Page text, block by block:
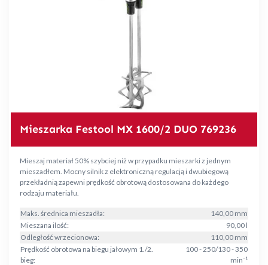
Mieszarka Festool MX 1600/2 DUO 769236
Mieszaj materiał 50% szybciej niż w przypadku mieszarki z jednym
mieszadłem. Mocny silnik z elektroniczną regulacją i dwubiegową
przekładnią zapewni prędkość obrotową dostosowana do każdego
rodzaju materiału.
Maks. średnica mieszadła:
140,00 mm
Mieszana ilość:
90,00 l
Odległość wrzecionowa:
110,00 mm
Prędkość obrotowa na biegu jałowym 1./2.
bieg:
100 - 250/130 - 350
min⁻¹